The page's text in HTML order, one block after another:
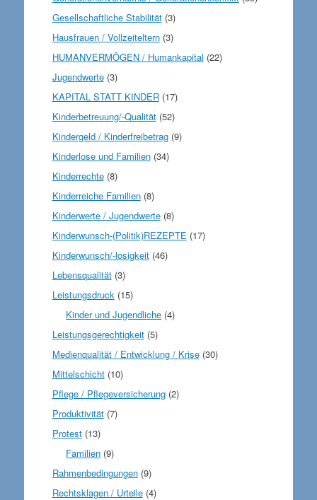
Gesellschaftliche Stabilität(3)
Hausfrauen / Vollzeiteltern(3)
HUMANVERMÖGEN / Humankapital (22)
Jugendwerte(3)
KAPITAL STATT KINDER(17)
Kinderbetreuung/-Qualität(52)
Kindergeld / Kinderfreibetrag(9)
Kinderlose und Familien(34)
Kinderrechte(8)
Kinderreiche Familien(8)
Kinderwerte / Jugendwerte(8)
Kinderwunsch-(Politik)REZEPTE (17)
Kinderwunsch/-losigkeit(46)
Lebensqualität(3)
Leistungsdruck(15)
Kinder und Jugendliche (4)
Leistungsgerechtigkeit(5)
Medienqualität / Entwicklung / Krise(30)
Mittelschicht(10)
Pflege / Pflegeversicherung(2)
Produktivität(7)
Protest(13)
Familien (9)
Rahmenbedingungen(9)
Rechtsklagen / Urteile(4)